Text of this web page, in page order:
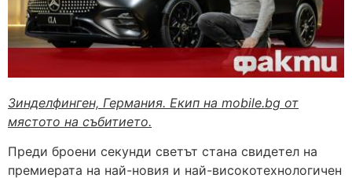
Зинделфинген, Германия. Екип на mobile.bg от
мястото на събитието.
Преди броени секунди светът стана свидетел на
премиерата на най-новия и най-високотехнологичен